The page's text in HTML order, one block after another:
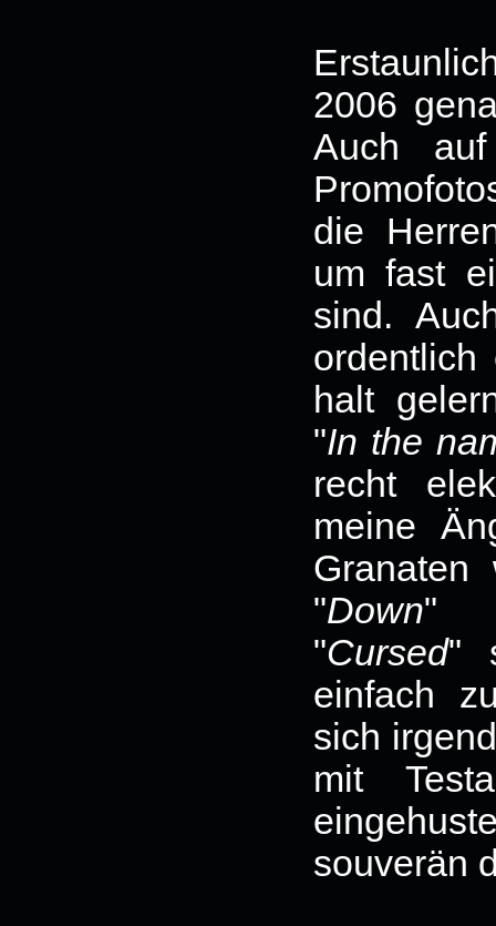
2006
Auch
die
um fast
sind.
halt
"In the
recht
meine
"Down"
"Cursed"
einfach
sich
mit
souverän